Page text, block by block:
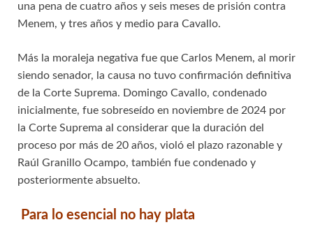
una pena de cuatro años y seis meses de prisión contra
Menem, y tres años y medio para Cavallo.
Más la moraleja negativa fue que Carlos Menem, al morir
siendo senador, la causa no tuvo confirmación definitiva
de la Corte Suprema. Domingo Cavallo, condenado
inicialmente, fue sobreseído en noviembre de 2024 por
la Corte Suprema al considerar que la duración del
proceso por más de 20 años, violó el plazo razonable y
Raúl Granillo Ocampo, también fue condenado y
posteriormente absuelto.
Para lo esencial no hay plata